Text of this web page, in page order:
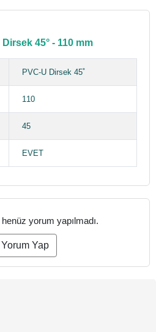
45° - 110 mm
PVC-U Dirsek 45˚
110
45
EVET
yorum yapılmadı.
Yorum Yap